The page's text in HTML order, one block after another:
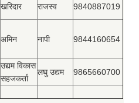
खरिदार राजस्‍व 9840887019
अमिन नापी 9844160654
उद्यम विकास
सहजकर्ता
लघु उद्यम 9865660700